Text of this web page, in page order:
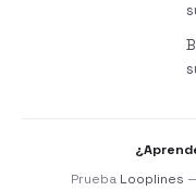
Prueba Looplines